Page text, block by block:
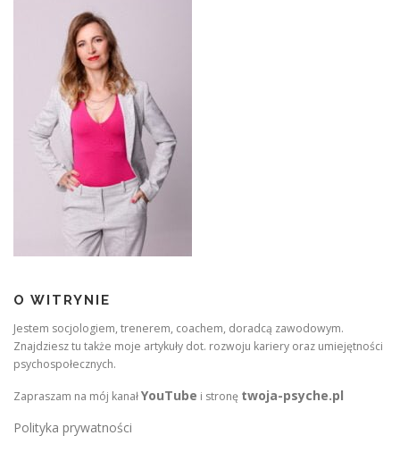
O WITRYNIE
Jestem socjologiem, trenerem, coachem, doradcą zawodowym.
Znajdziesz tu także moje artykuły dot. rozwoju kariery oraz umiejętności
psychospołecznych.
Zapraszam na mój kanałYouTube i stronę twoja-psyche.pl
Polityka prywatności